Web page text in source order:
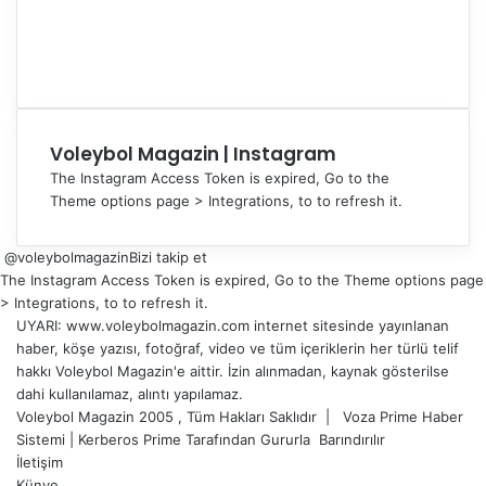
Voleybol Magazin | Instagram
The Instagram Access Token is expired, Go to the
Theme options page > Integrations, to to refresh it.
@voleybolmagazinBizi takip et
The Instagram Access Token is expired, Go to the Theme options page
> Integrations, to to refresh it.
UYARI: www.voleybolmagazin.com internet sitesinde yayınlanan
haber, köşe yazısı, fotoğraf, video ve tüm içeriklerin her türlü telif
hakkı Voleybol Magazin'e aittir. İzin alınmadan, kaynak gösterilse
dahi kullanılamaz, alıntı yapılamaz.
Voleybol Magazin 2005 , Tüm Hakları Saklıdır | Voza Prime Haber
Sistemi
Kerberos Prime Tarafından Gururla Barındırılır
İletişim